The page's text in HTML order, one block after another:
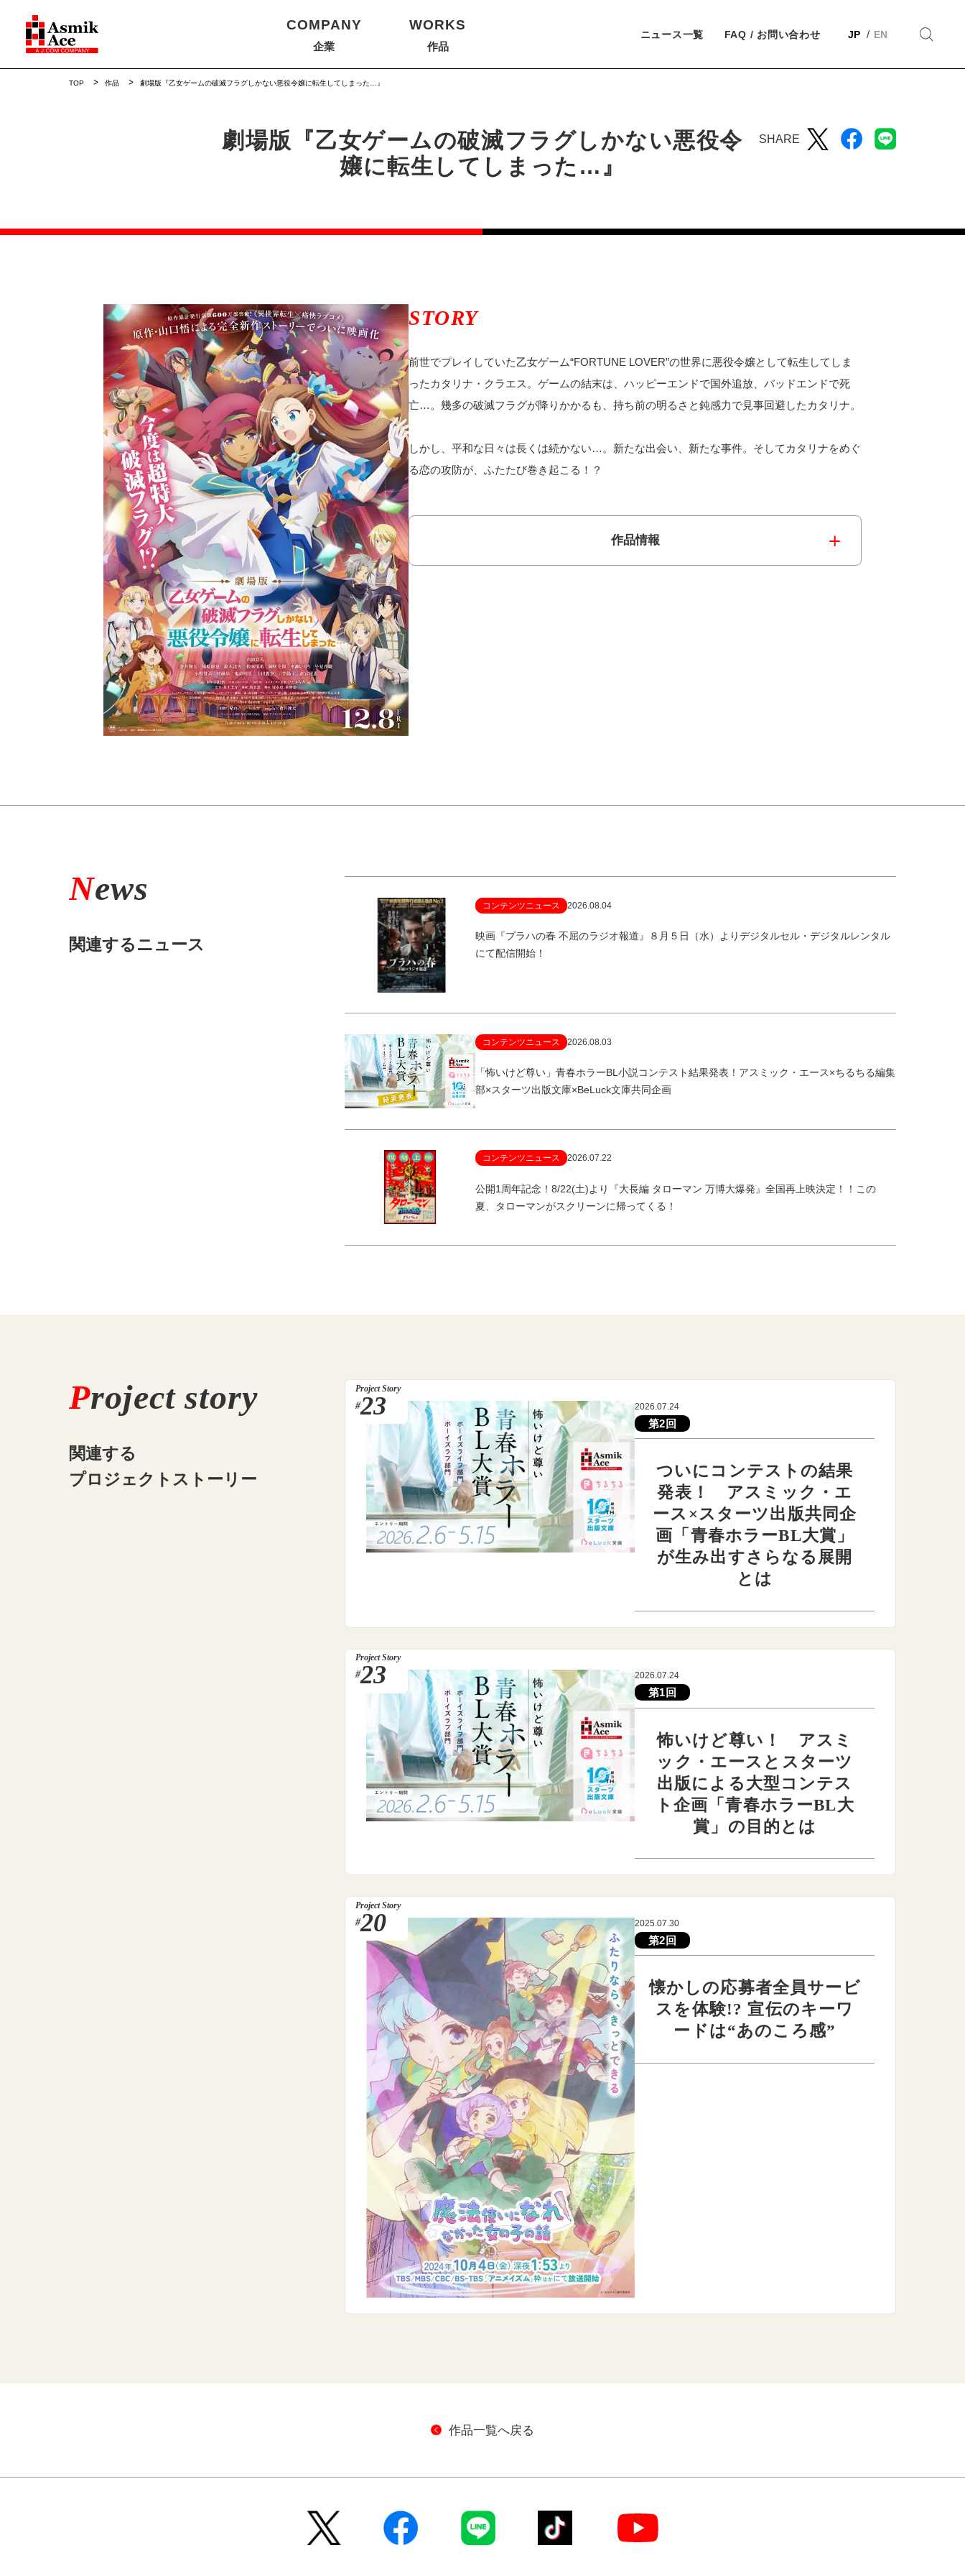
COMPANY
企業
WORKS
作品
ニュース一覧 FAQ / お問い合わせ JP EN
TOP 作品 劇場版『乙女ゲームの破滅フラグしかない悪役令嬢に転生してしまった…』
劇場版『乙女ゲームの破滅フラグしかない悪役令
嬢に転生してしまった…』
SHARE
STORY
前世でプレイしていた乙女ゲーム“FORTUNE LOVER”の世界に悪役令嬢として転生してしま
ったカタリナ・クラエス。ゲームの結末は、ハッピーエンドで国外追放、バッドエンドで死
亡…。幾多の破滅フラグが降りかかるも、持ち前の明るさと鈍感力で見事回避したカタリナ。
しかし、平和な日々は長くは続かない…。新たな出会い、新たな事件。そしてカタリナをめぐ
る恋の攻防が、ふたたび巻き起こる！？
作品情報
News
関連するニュース
コンテンツニュース 2026.08.04
映画『プラハの春 不屈のラジオ報道』８月５日（水）よりデジタルセル・デジタルレンタル
にて配信開始！
コンテンツニュース 2026.08.03
「怖いけど尊い」青春ホラーBL小説コンテスト結果発表！アスミック・エース×ちるちる編集
部×スターツ出版文庫×BeLuck文庫共同企画
コンテンツニュース 2026.07.22
公開1周年記念！8/22(土)より『大長編 タローマン 万博大爆発』全国再上映決定！！この
夏、タローマンがスクリーンに帰ってくる！
Project story
関連する
プロジェクトストーリー
Project Story
#23 2026.07.24
第2回
ついにコンテストの結果
発表！ アスミック・エ
ース×スターツ出版共同企
画「青春ホラーBL大賞」
が生み出すさらなる展開
とは
Project Story
#23 2026.07.24
第1回
怖いけど尊い！ アスミ
ック・エースとスターツ
出版による大型コンテス
ト企画「青春ホラーBL大
賞」の目的とは
Project Story
#20 2025.07.30
第2回
懐かしの応募者全員サービ
スを体験!? 宣伝のキーワ
ードは“あのころ感”
作品一覧へ戻る